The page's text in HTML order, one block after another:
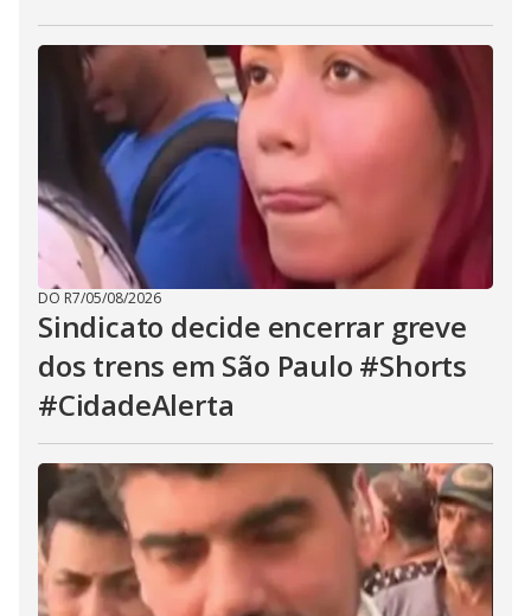
DO R7/05/08/2026
Sindicato decide encerrar greve
dos trens em São Paulo #Shorts
#CidadeAlerta